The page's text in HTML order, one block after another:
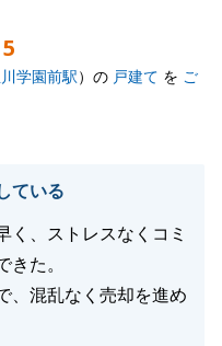
連絡下さいませ。
ます。
5
学園前駅）の 戸建て を ご
ている
く、ストレスなくコミ
きた。
、混乱なく売却を進め